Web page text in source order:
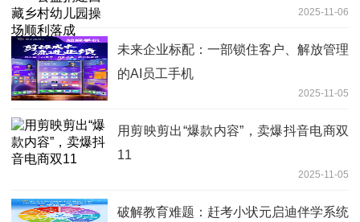
2025-11-06
未来企业标配：一部锁住客户、解放管理
的AI员工手机
2025-11-05
用剪映剪出“爆款内容”，卖爆抖音电商双
11
2025-11-05
破解教育难题：赶考小状元启迪伴学系统